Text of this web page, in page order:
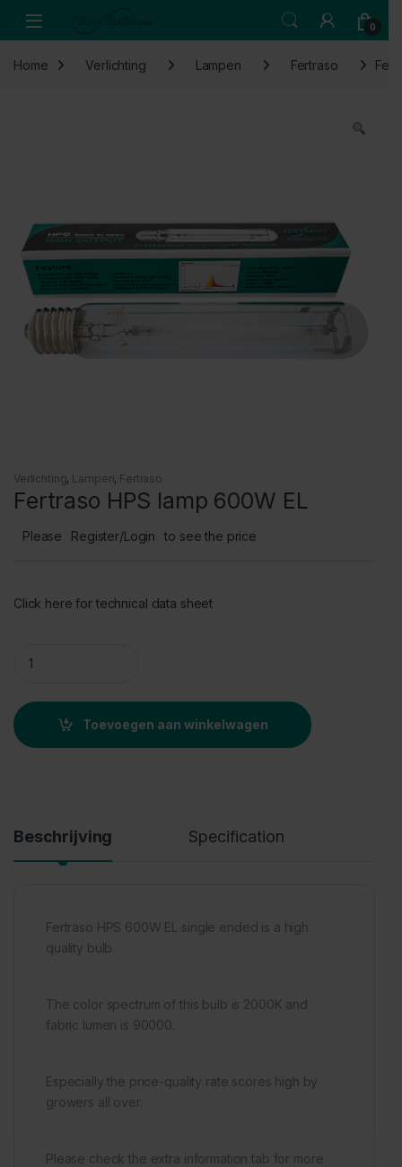
Open 0
Home Verlichting Lampen Fertraso
Verlichting, Lampen, Fertraso
Fertraso HPS lamp 600W EL
Please Register/Login to see the price
Click here for technical data sheet
Toevoegen aan winkelwagen
Beschrijving Specification
Fertraso HPS 600W EL single ended is a high
quality bulb.
The color spectrum of this bulb is 2000K and
fabric lumen is 90000.
Especially the price-quality rate scores high by
growers all over.
Please check the extra information tab for more